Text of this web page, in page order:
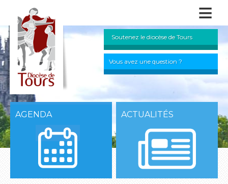
≡
Soutenez le diocèse de Tours
Vous avez une question ?
AGENDA ACTUALITÉS